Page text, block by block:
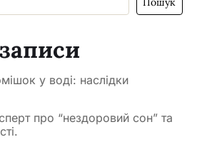
у воді: наслідки
про “нездоровий сон” та